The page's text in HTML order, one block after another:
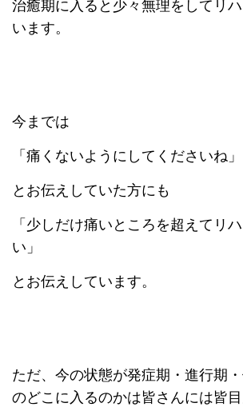
治癒期に入ると少々無理をしてリ
います。
今までは
「痛くないようにしてくださいね」
とお伝えしていた方にも
「少しだけ痛いところを超えてリ
い」
とお伝えしています。
ただ、今の状態が発症期・進行期
のどこに入るのかは皆さんには皆